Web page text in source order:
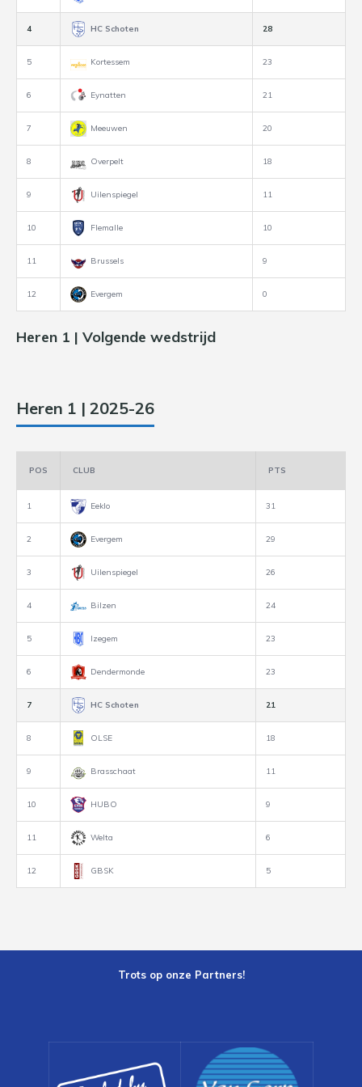
4 HC Schoten 28
5 Kortessem 23
6 Eynatten 21
7 Meeuwen 20
8 Overpelt 18
9 Uilenspiegel 11
10 Flemalle 10
11 Brussels 9
12 Evergem 0
Heren 1 | Volgende wedstrijd
Heren 1 | 2025-26
POS CLUB PTS
1 Eeklo 31
2 Evergem 29
3 Uilenspiegel 26
4 Bilzen 24
5 Izegem 23
6 Dendermonde 23
7 HC Schoten 21
8 OLSE 18
9 Brasschaat 11
10 HUBO 9
11 Welta 6
12 GBSK 5
Trots op onze Partners!